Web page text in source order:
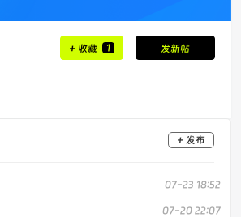
+ 收藏 1 发新帖
+ 发布
07-23 18:52
07-20 22:07